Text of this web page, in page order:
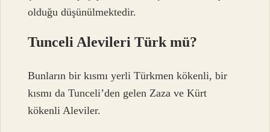
olduğu düşünülmektedir.
Tunceli Alevileri Türk mü?
Bunların bir kısmı yerli Türkmen kökenli, bir
kısmı da Tunceli’den gelen Zaza ve Kürt
kökenli Aleviler.